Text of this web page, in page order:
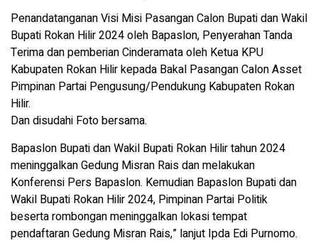
Penandatanganan Visi Misi Pasangan Calon Bupati dan Wakil
Bupati Rokan Hilir 2024 oleh Bapaslon, Penyerahan Tanda
Terima dan pemberian Cinderamata oleh Ketua KPU
Kabupaten Rokan Hilir kepada Bakal Pasangan Calon Asset
Pimpinan Partai Pengusung/Pendukung Kabupaten Rokan
Hilir.
Dan disudahi Foto bersama.
Bapaslon Bupati dan Wakil Bupati Rokan Hilir tahun 2024
meninggalkan Gedung Misran Rais dan melakukan
Konferensi Pers Bapaslon. Kemudian Bapaslon Bupati dan
Wakil Bupati Rokan Hilir 2024, Pimpinan Partai Politik
beserta rombongan meninggalkan lokasi tempat
pendaftaran Gedung Misran Rais,” lanjut Ipda Edi Purnomo.